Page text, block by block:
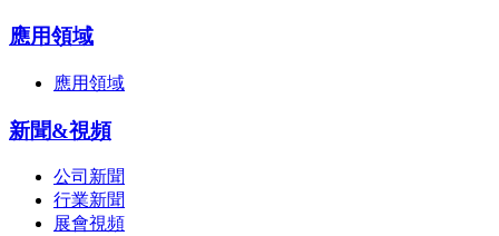
應用領域
應用領域
新聞&視頻
公司新聞
行業新聞
展會視頻